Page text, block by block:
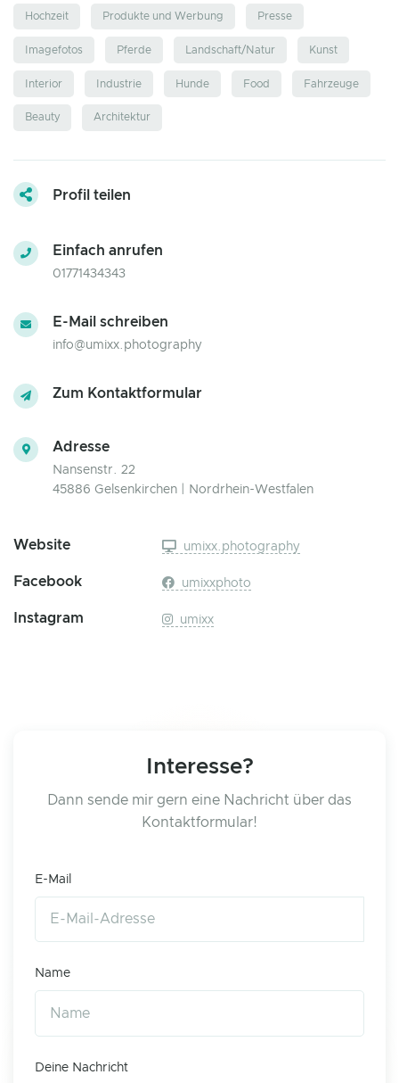
Hochzeit Produkte und Werbung Presse
Imagefotos Pferde Landschaft/Natur Kunst
Interior Industrie Hunde Food Fahrzeuge
Beauty Architektur
Profil teilen
Einfach anrufen
01771434343
E-Mail schreiben
info@umixx.photography
Zum Kontaktformular
Adresse
Nansenstr. 22
45886 Gelsenkirchen | Nordrhein-Westfalen
Website umixx.photography
Facebook umixxphoto
Instagram umixx
Interesse?
Dann sende mir gern eine Nachricht über das
Kontaktformular!
E-Mail
Name
Deine Nachricht